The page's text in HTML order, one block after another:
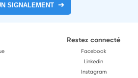
SIGNALEMENT
Restez connecté
Facebook
Linkedin
Instagram